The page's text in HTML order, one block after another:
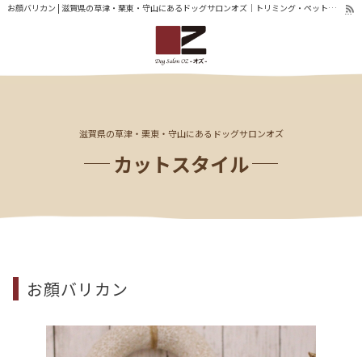
お顔バリカン | 滋賀県の草津・栗東・守山にあるドッグサロンオズ｜トリミング・ペットホテル
滋賀県の草津・栗東・守山にあるドッグサロンオズ
カットスタイル
お顔バリカン